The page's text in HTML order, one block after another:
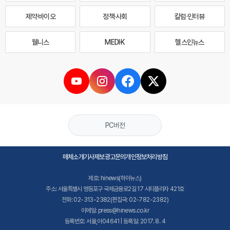
제약·바이오 정책·사회 칼럼·인터뷰
웰니스 MEDI·K 헬스인뉴스
PC버전
매체소개기사제보광고문의개인정보처리방침
제호: hinews(하이뉴스)
주소: 서울특별시 영등포구 국제금융로2길 17 시티플라자 421호
전화: 02-313-2382(편집국: 02-782-2382)
이메일: press@hinews.co.kr
등록번호: 서울,아04641 | 등록일: 2017. 8. 4